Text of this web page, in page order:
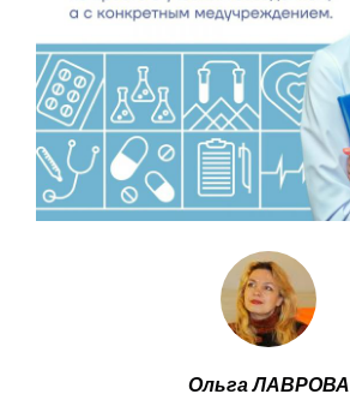
Ольга ЛАВРОВА